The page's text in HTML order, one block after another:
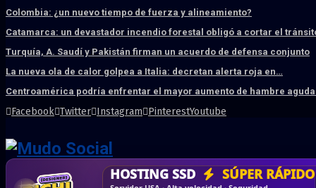
Colombia: ¿un nuevo tiempo de fuerza y alineamiento?
Catamarca: un devastador incendio forestal obligó a cortar el
Turquía, A. Saudí y Pakistán firman un acuerdo de defensa conjunto
La nueva ola de calor golpea a Italia: decretan alerta roja en…
Centroamérica podría enfrentar el mayor aumento de hambre
Facebook Twitter Instagram PinterestYoutube
HOSTING SSD SÚPER RÁPIDO
DISEÑO WEB PROFESIONAL
CRM & DASHBOARD A MEDIDA
CORREO CORPORATIVO